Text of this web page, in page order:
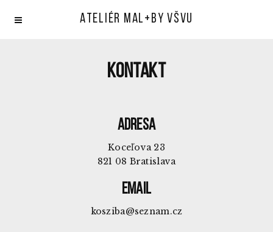
Ateliér mal+by VŠVU
KONTAKT
Adresa
Koceľova 23
821 08 Bratislava
Email
kosziba@seznam.cz